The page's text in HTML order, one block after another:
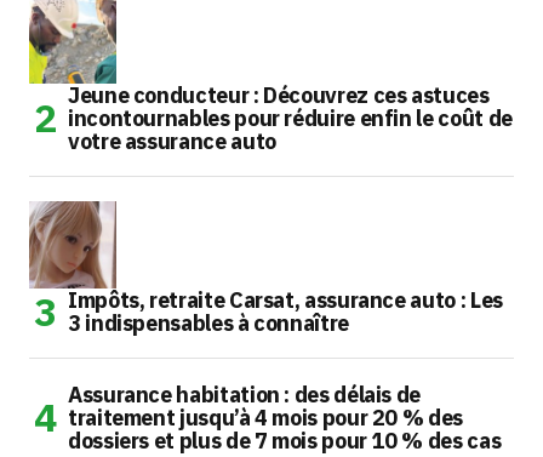
Jeune conducteur : Découvrez ces astuces
incontournables pour réduire enfin le coût de
votre assurance auto
Impôts, retraite Carsat, assurance auto : Les
3 indispensables à connaître
Assurance habitation : des délais de
traitement jusqu’à 4 mois pour 20 % des
dossiers et plus de 7 mois pour 10 % des cas